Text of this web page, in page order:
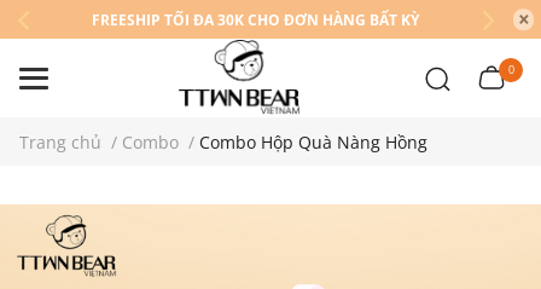
FREESHIP TỐI ĐA 30K CHO ĐƠN HÀNG BẤT KỲ
0
Trang chủ / Combo / Combo Hộp Quà Nàng Hồng